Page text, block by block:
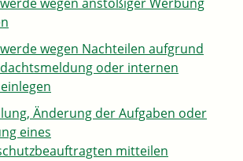
wegen Nachteilen aufgrund
oder internen
Änderung der Aufgaben oder
eines
mitteilen